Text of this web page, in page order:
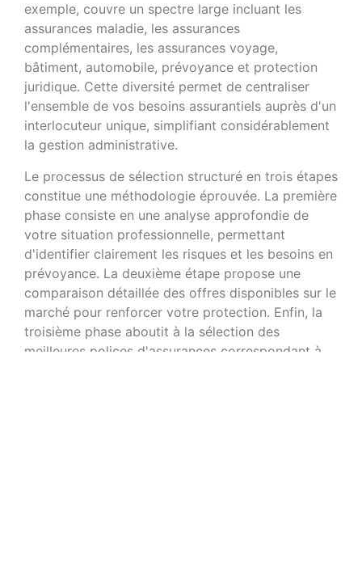
exemple, couvre un spectre large incluant les
assurances maladie, les assurances
complémentaires, les assurances voyage,
bâtiment, automobile, prévoyance et protection
juridique. Cette diversité permet de centraliser
l'ensemble de vos besoins assurantiels auprès d'un
interlocuteur unique, simplifiant considérablement
la gestion administrative.
Le processus de sélection structuré en trois étapes
constitue une méthodologie éprouvée. La première
phase consiste en une analyse approfondie de
votre situation professionnelle, permettant
d'identifier clairement les risques et les besoins en
prévoyance. La deuxième étape propose une
comparaison détaillée des offres disponibles sur le
marché pour renforcer votre protection. Enfin, la
troisième phase aboutit à la sélection des
meilleures polices d'assurances correspondant à